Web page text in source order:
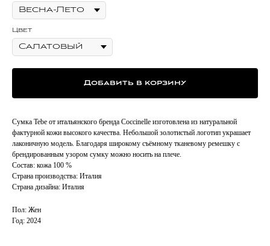
Цвет
Добавить в корзину
Сумка Tebe от итальянского бренда Coccinelle изготовлена из натуральной
фактурной кожи высокого качества. Небольшой золотистый логотип украшает
лаконичную модель. Благодаря широкому съёмному тканевому ремешку с
брендированным узором сумку можно носить на плече.
Состав: кожа 100 %
Страна производства: Италия
Страна дизайна: Италия
Пол: Жен
Год: 2024